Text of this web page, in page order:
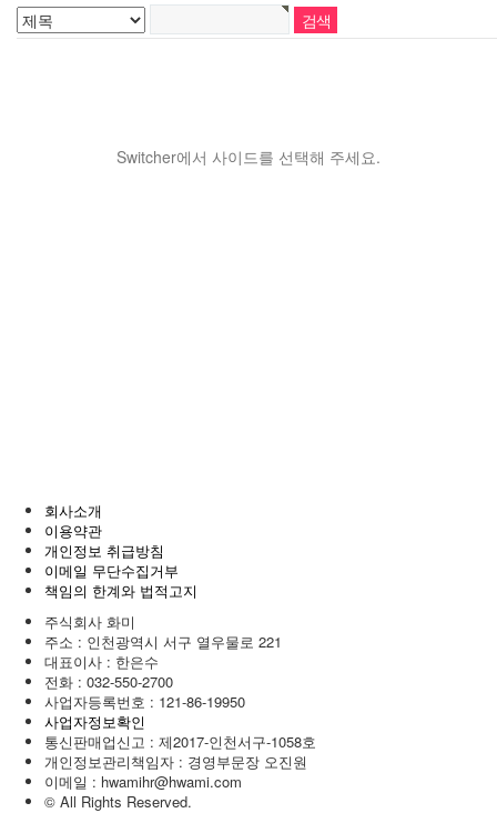
Switcher에서 사이드를 선택해 주세요.
회사소개
이용약관
개인정보 취급방침
이메일 무단수집거부
책임의 한계와 법적고지
주식회사 화미
주소 : 인천광역시 서구 열우물로 221
대표이사 : 한은수
전화 : 032-550-2700
사업자등록번호 : 121-86-19950
사업자정보확인
통신판매업신고 : 제2017-인천서구-1058호
개인정보관리책임자 : 경영부문장 오진원
이메일 : hwamihr@hwami.com
© All Rights Reserved.